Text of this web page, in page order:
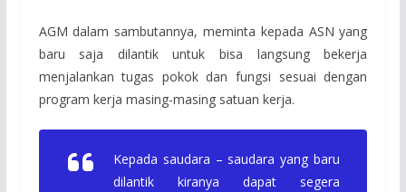
AGM dalam sambutannya, meminta kepada ASN yang
baru saja dilantik untuk bisa langsung bekerja
menjalankan tugas pokok dan fungsi sesuai dengan
program kerja masing-masing satuan kerja.
Kepada saudara – saudara yang baru
dilantik kiranya dapat segera